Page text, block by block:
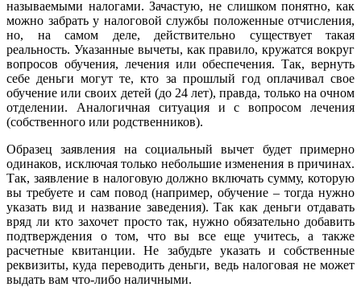
называемыми налогами. Зачастую, не слишком понятно, как
можно забрать у налоговой службы положенные отчисления,
но, на самом деле, действительно существует такая
реальность. Указанные вычеты, как правило, кружатся вокруг
вопросов обучения, лечения или обеспечения. Так, вернуть
себе деньги могут те, кто за прошлый год оплачивал свое
обучение или своих детей (до 24 лет), правда, только на очном
отделении. Аналогичная ситуация и с вопросом лечения
(собственного или родственников).
Образец заявления на социальный вычет будет примерно
одинаков, исключая только небольшие изменения в причинах.
Так, заявление в налоговую должно включать сумму, которую
вы требуете и сам повод (например, обучение – тогда нужно
указать вид и название заведения). Так как деньги отдавать
вряд ли кто захочет просто так, нужно обязательно добавить
подтверждения о том, что вы все еще учитесь, а также
расчетные квитанции. Не забудьте указать и собственные
реквизиты, куда переводить деньги, ведь налоговая не может
выдать вам что-либо наличными.